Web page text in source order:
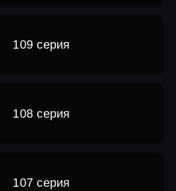
109 серия
108 серия
107 серия